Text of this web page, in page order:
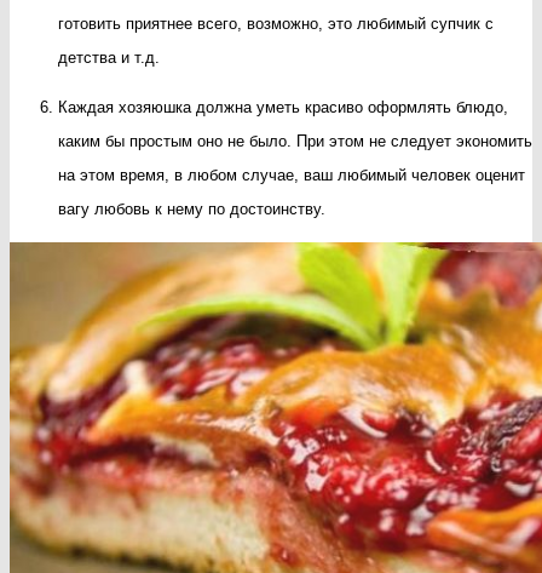
готовить приятнее всего, возможно, это любимый супчик с
детства и т.д.
Каждая хозяюшка должна уметь красиво оформлять блюдо,
каким бы простым оно не было. При этом не следует экономить
на этом время, в любом случае, ваш любимый человек оценит
вагу любовь к нему по достоинству.